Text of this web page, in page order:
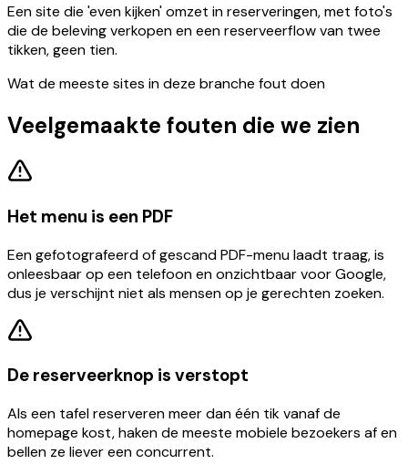
Een site die 'even kijken' omzet in reserveringen, met foto's
die de beleving verkopen en een reserveerflow van twee
tikken, geen tien.
Wat de meeste sites in deze branche fout doen
Veelgemaakte fouten die we zien
Het menu is een PDF
Een gefotografeerd of gescand PDF-menu laadt traag, is
onleesbaar op een telefoon en onzichtbaar voor Google,
dus je verschijnt niet als mensen op je gerechten zoeken.
De reserveerknop is verstopt
Als een tafel reserveren meer dan één tik vanaf de
homepage kost, haken de meeste mobiele bezoekers af en
bellen ze liever een concurrent.